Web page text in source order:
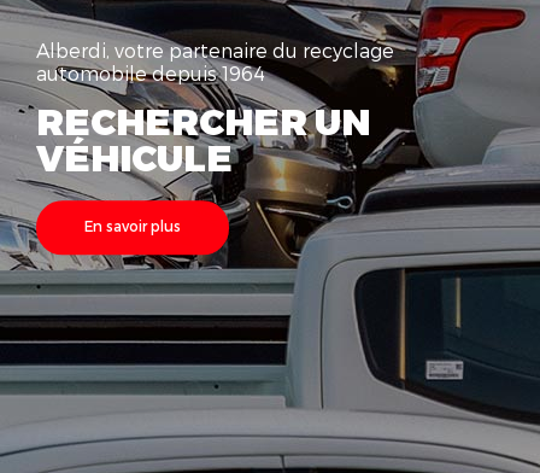
Alberdi, votre partenaire du recyclage
automobile depuis 1964
RECHERCHER UN
VÉHICULE
En savoir plus